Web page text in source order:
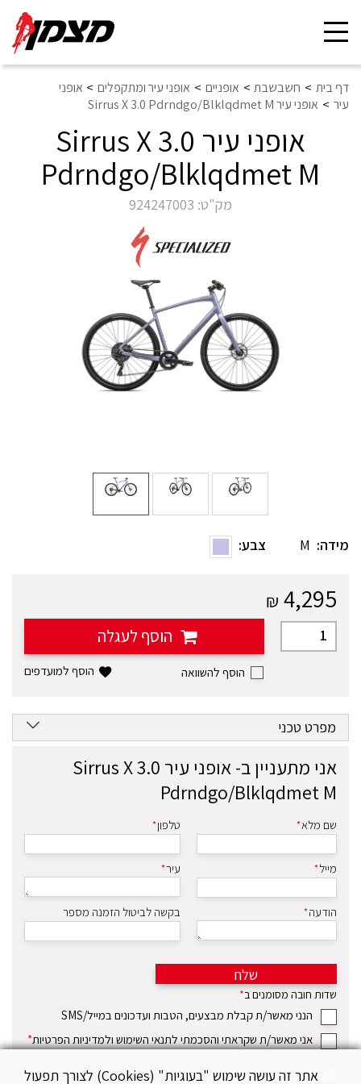
Toggle
navigation
דף בית חשבשבת אופניים אופני עיר ומתקפלים
אופני
עיר
אופני עיר Sirrus X 3.0 Pdrndgo/Blklqdmet M
אופני עיר Sirrus X 3.0
Pdrndgo/Blklqdmet M
מק"ט: 924247003
מידה: M צבע:
4,295
₪
הוסף לעגלה
הוסף למועדפים
מפרט טכני
אני מתעניין ב-
אופני עיר Sirrus X 3.0
Pdrndgo/Blklqdmet M
שם מלא* טלפון*
מייל* עיר*
הודעה* בקשה לביטול הזמנה מספר
שלח
שדות חובה מסומנים ב*
הנני מאשר/ת קבלת מבצעים, הטבות ועדכונים במייל/SMS
אני מאשר/ת שקראתי והסכמתי לתנאי השימוש ולמדיניות הפרטיות*
אתר זה עושה שימוש "בעוגיות" (Cookies) לצורך תפעול